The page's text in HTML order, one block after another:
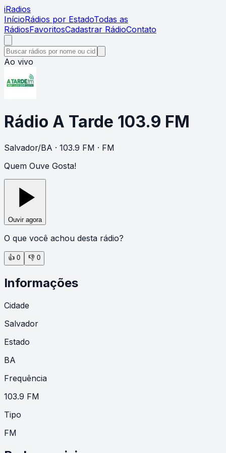
iRadios
InícioRádios por EstadoTodas as
RádiosFavoritosCadastrar RádioContato
Ao vivo
Rádio A Tarde 103.9 FM
Salvador/BA · 103.9 FM · FM
Quem Ouve Gosta!
Ouvir agora
O que você achou desta rádio?
👍 0 👎 0
Informações
Cidade
Salvador
Estado
BA
Frequência
103.9 FM
Tipo
FM